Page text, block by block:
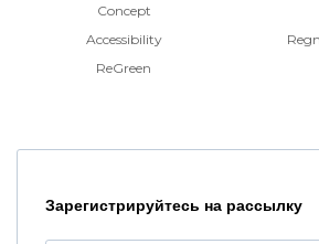
Concept
Accessibility
ReGreen
Зарегистрируйтесь на рассылку